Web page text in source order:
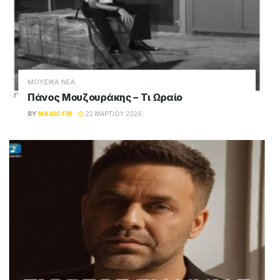
ΜΟΥΣΙΚΑ ΝΕΑ
Πάνος Μουζουράκης – Τι Ωραίο
BY MAGIC FM 22 ΜΑΡΤΊΟΥ 2026